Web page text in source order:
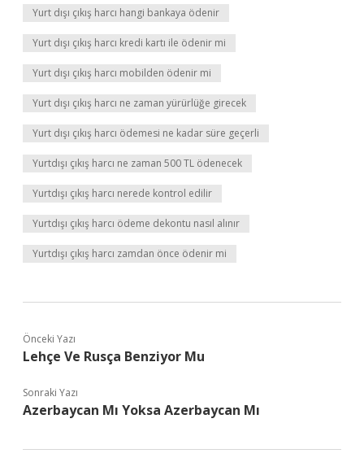
Yurt dışı çıkış harcı hangi bankaya ödenir
Yurt dışı çıkış harcı kredi kartı ile ödenir mi
Yurt dışı çıkış harcı mobilden ödenir mi
Yurt dışı çıkış harcı ne zaman yürürlüğe girecek
Yurt dışı çıkış harcı ödemesi ne kadar süre geçerli
Yurtdışı çıkış harcı ne zaman 500 TL ödenecek
Yurtdışı çıkış harcı nerede kontrol edilir
Yurtdışı çıkış harcı ödeme dekontu nasıl alınır
Yurtdışı çıkış harcı zamdan önce ödenir mi
Önceki Yazı
Lehçe Ve Rusça Benziyor Mu
Sonraki Yazı
Azerbaycan Mı Yoksa Azerbaycan Mı